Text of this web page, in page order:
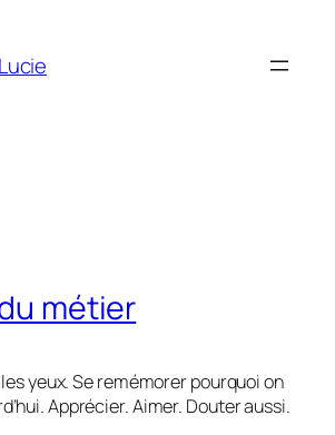
métier
yeux. Se remémorer pourquoi on
Apprécier. Aimer. Douter aussi.